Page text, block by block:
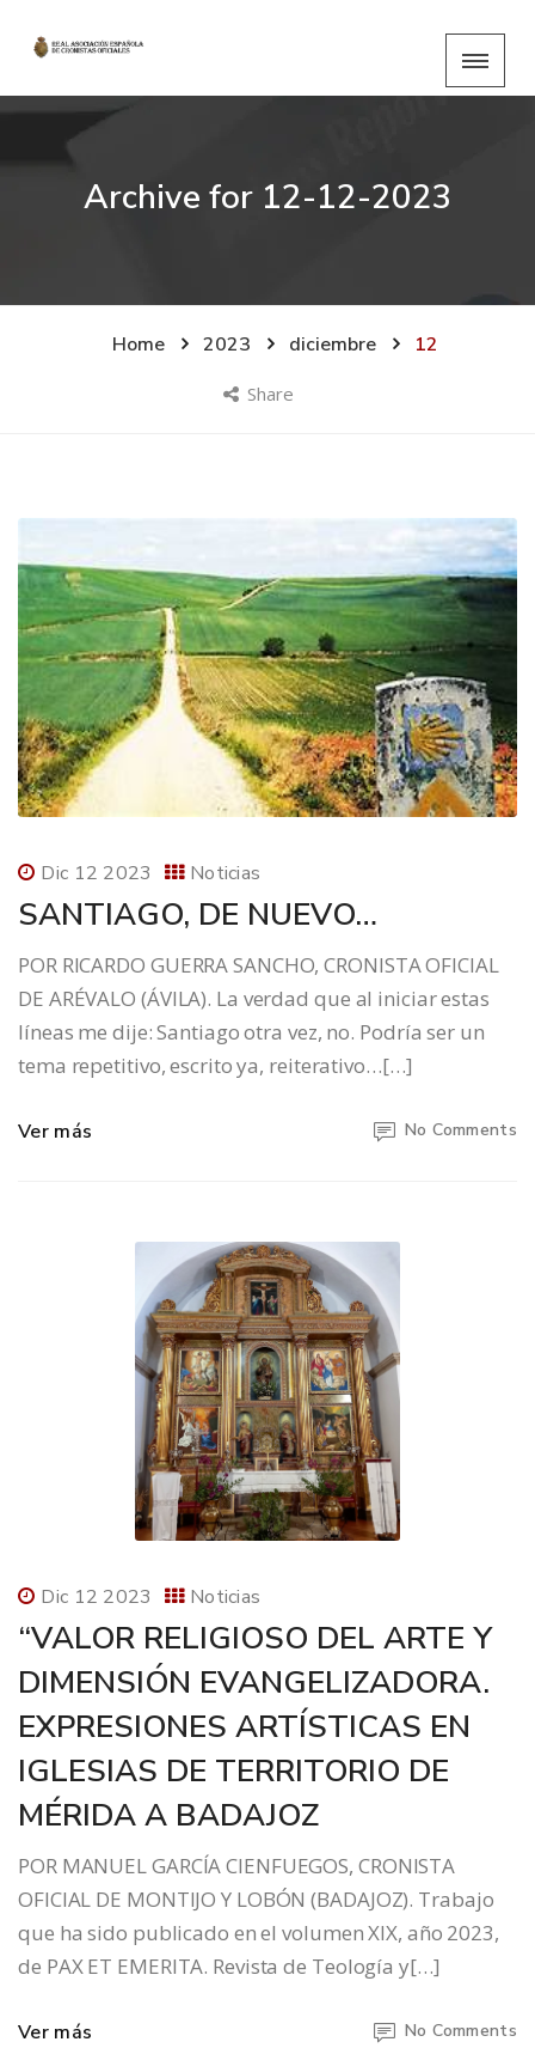
Archive for 12-12-2023
Home 2023 diciembre 12
Share
Dic 12 2023 Noticias
SANTIAGO, DE NUEVO…
POR RICARDO GUERRA SANCHO, CRONISTA OFICIAL
DE ARÉVALO (ÁVILA). La verdad que al iniciar estas
líneas me dije: Santiago otra vez, no. Podría ser un
tema repetitivo, escrito ya, reiterativo…[…]
Ver más No Comments
Dic 12 2023 Noticias
“VALOR RELIGIOSO DEL ARTE Y
DIMENSIÓN EVANGELIZADORA.
EXPRESIONES ARTÍSTICAS EN
IGLESIAS DE TERRITORIO DE
MÉRIDA A BADAJOZ
POR MANUEL GARCÍA CIENFUEGOS, CRONISTA
OFICIAL DE MONTIJO Y LOBÓN (BADAJOZ). Trabajo
que ha sido publicado en el volumen XIX, año 2023,
de PAX ET EMERITA. Revista de Teología y[…]
Ver más No Comments